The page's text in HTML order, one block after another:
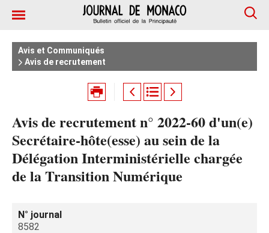
Avis et Communiqués
Avis de recrutement
Avis de recrutement n° 2022-60 d'un(e)
Secrétaire-hôte(esse) au sein de la
Délégation Interministérielle chargée
de la Transition Numérique
N° journal
8582